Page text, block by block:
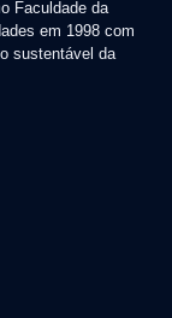
Faculdade da
em 1998 com
sustentável da